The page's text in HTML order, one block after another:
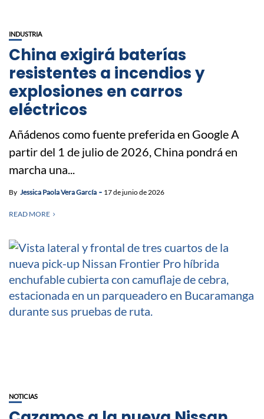
INDUSTRIA
China exigirá baterías
resistentes a incendios y
explosiones en carros
eléctricos
Añádenos como fuente preferida en Google A
partir del 1 de julio de 2026, China pondrá en
marcha una...
By Jessica Paola Vera García 17 de junio de 2026
READ MORE
NOTICIAS